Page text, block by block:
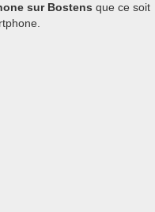
sur Bostens que ce soit